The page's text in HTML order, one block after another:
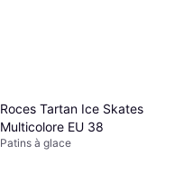
Roces Tartan Ice Skates
Multicolore EU 38
Patins à glace